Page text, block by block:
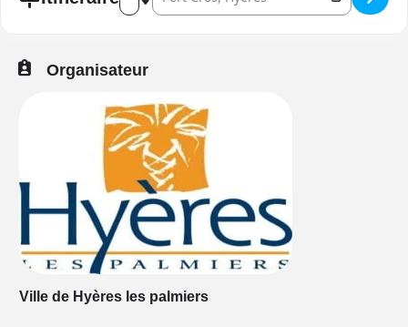
Organisateur
Ville de Hyères les palmiers